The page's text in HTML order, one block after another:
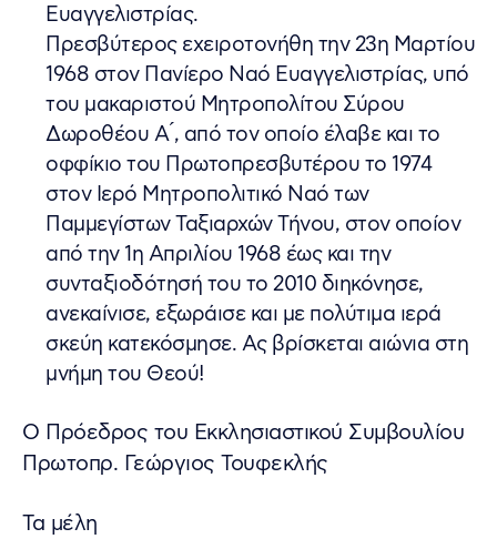
Ευαγγελιστρίας.
Πρεσβύτερος εχειροτονήθη την 23η Μαρτίου
1968 στον Πανίερο Ναό Ευαγγελιστρίας, υπό
του μακαριστού Μητροπολίτου Σύρου
Δωροθέου Α ́, από τον οποίο έλαβε και το
οφφίκιο του Πρωτοπρεσβυτέρου το 1974
στον Ιερό Μητροπολιτικό Ναό των
Παμμεγίστων Ταξιαρχών Τήνου, στον οποίον
από την 1η Απριλίου 1968 έως και την
συνταξιοδότησή του το 2010 διηκόνησε,
ανεκαίνισε, εξωράισε και με πολύτιμα ιερά
σκεύη κατεκόσμησε. Ας βρίσκεται αιώνια στη
μνήμη του Θεού!
Ο Πρόεδρος του Εκκλησιαστικού Συμβουλίου
Πρωτοπρ. Γεώργιος Τουφεκλής
Τα μέλη